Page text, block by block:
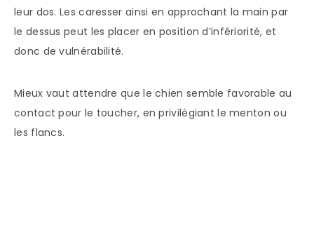
leur dos. Les caresser ainsi en approchant la main par
le dessus peut les placer en position d’infériorité, et
donc de vulnérabilité.
Mieux vaut attendre que le chien semble favorable au
contact pour le toucher, en privilégiant le menton ou
les flancs.